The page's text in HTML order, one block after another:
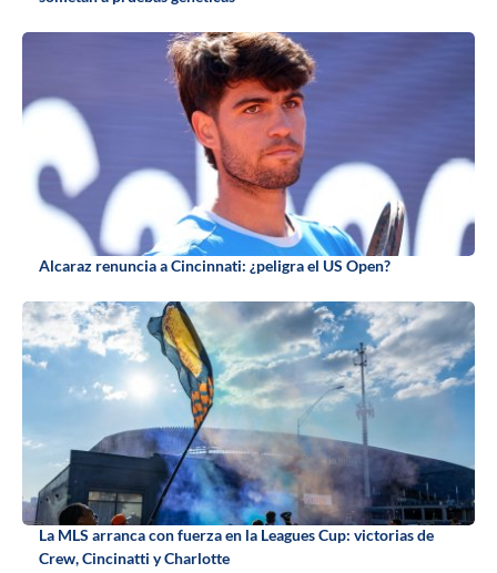
Alcaraz renuncia a Cincinnati: ¿peligra el US Open?
La MLS arranca con fuerza en la Leagues Cup: victorias de
Crew, Cincinatti y Charlotte